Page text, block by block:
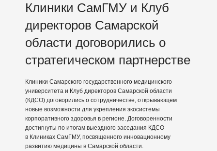
Клиники СамГМУ и Клуб
директоров Самарской
области договорились о
стратегическом партнерстве
Клиники Самарского государственного медицинского
университета и Клуб директоров Самарской области
(КДСО) договорились о сотрудничестве, открывающем
новые возможности для укрепления экосистемы
корпоративного здоровья в регионе. Договоренности
достигнуты по итогам выездного заседания КДСО
в Клиниках СамГМУ, посвященного инновационному
развитию медицины в Самарской области.